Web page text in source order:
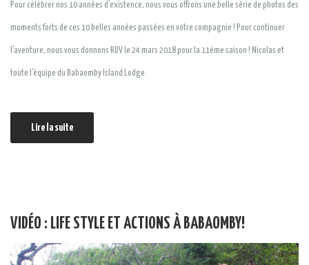
Pour célébrer nos 10 années d’existence, nous vous offrons une belle série de photos des
moments forts de ces 10 belles années passées en votre compagnie ! Pour continuer
l’aventure, nous vous donnons RDV le 24 mars 2018 pour la 11éme saison ! Nicolas et
toute l’équipe du Babaomby Island Lodge
Lire la suite
VIDÉO : LIFE STYLE ET ACTIONS À BABAOMBY!